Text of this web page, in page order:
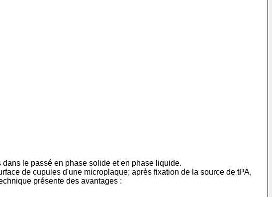
le passé en phase solide et en phase liquide.
de cupules d'une microplaque; après fixation de la source de tPA,
présente des avantages :